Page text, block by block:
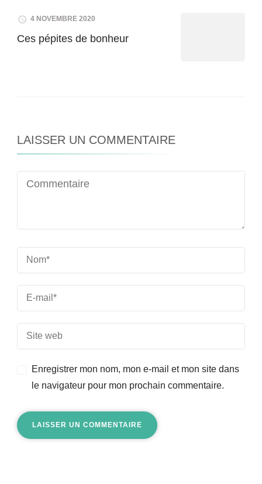
4 NOVEMBRE 2020
Ces pépites de bonheur
LAISSER UN COMMENTAIRE
Enregistrer mon nom, mon e-mail et mon site dans
le navigateur pour mon prochain commentaire.